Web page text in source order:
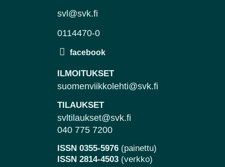
svl@svk.fi
0114470-0
ILMOITUKSET
suomenviikkolehti@svk.fi
TILAUKSET
svltilaukset@svk.fi
040 775 7200
ISSN 0355-5976 (painettu)
ISSN 2814-4503 (verkko)